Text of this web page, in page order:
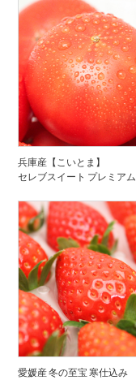
兵庫産【こいとま】
セレブスイート プレミアム
愛媛産 冬の至宝 寒仕込み